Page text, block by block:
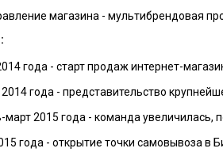
магазина - мультибрендовая
года - старт продаж интернет-
года - представительство
2015 года - команда
года - открытие точки самовывоза в